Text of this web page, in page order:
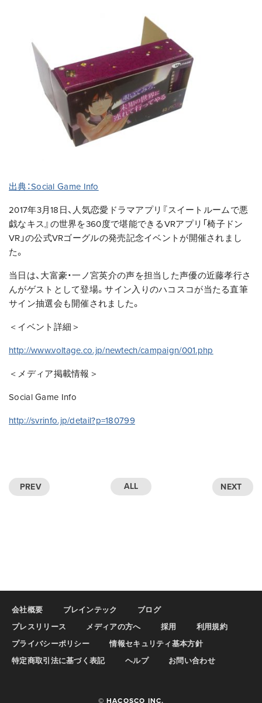
出典：Social Game Info
2017年3月18日、人気恋愛ドラマアプリ『スイートルームで悪
戯なキス』の世界を360度で堪能できるVRアプリ「椅子ドン
VR」の公式VRゴーグルの発売記念イベントが開催されまし
た。
当日は、大富豪・一ノ宮英介の声を担当した声優の近藤孝行さ
んがゲストとして登場。サイン入りのハコスコが当たる直筆
サイン抽選会も開催されました。
＜イベント詳細＞
http://www.voltage.co.jp/newtech/campaign/001.php
＜メディア掲載情報＞
Social Game Info
http://svrinfo.jp/detail?p=180799
PREV ALL NEXT
会社概要 ブレインテック
ブログ
プレスリリース
メディアの方へ 採用
利用規約
プライバシーポリシー
情報セキュリティ基本方針
特定商取引法に基づく表記
ヘルプ お問い合わせ
© HACOSCO INC.